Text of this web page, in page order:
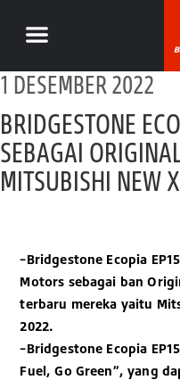
1 DESEMBER 2022
BRIDGESTONE
SEBAGAI
MITSUBISHI NEW
–Bridgestone Ecopia
Motors sebagai ban
terbaru mereka yaitu
2022.
–Bridgestone Ecopia
Fuel, Go Green”, yang